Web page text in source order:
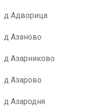
д Адворица
д Азаново
д Азарниково
д Азарово
д Азародня